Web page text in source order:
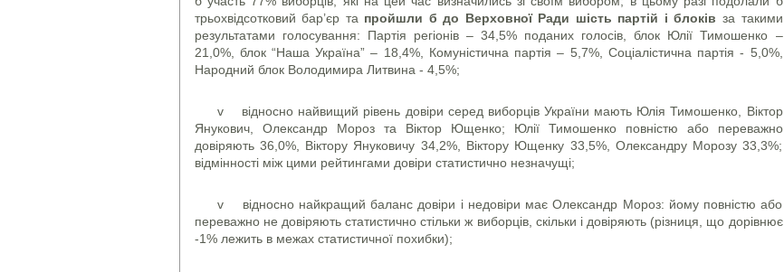
трьохвідсотковий бар’єр та пройшли б до Верховної Ради шість партій і блоків за такими
результатами голосування: Партія регіонів – 34,5% поданих голосів, блок Юлії Тимошенко –
21,0%, блок “Наша Україна” – 18,4%, Комуністична партія – 5,7%, Соціалістична партія - 5,0%,
Народний блок Володимира Литвина - 4,5%;
v відносно найвищий рівень довіри серед виборців України мають Юлія Тимошенко, Віктор
Янукович, Олександр Мороз та Віктор Ющенко; Юлії Тимошенко повністю або переважно
довіряють 36,0%, Віктору Януковичу 34,2%, Віктору Ющенку 33,5%, Олександру Морозу 33,3%;
відмінності між цими рейтингами довіри статистично незначущі;
v відносно найкращий баланс довіри і недовіри має Олександр Мороз: йому повністю або
переважно не довіряють статистично стільки ж виборців, скільки і довіряють (різниця, що дорівнює
-1% лежить в межах статистичної похибки);